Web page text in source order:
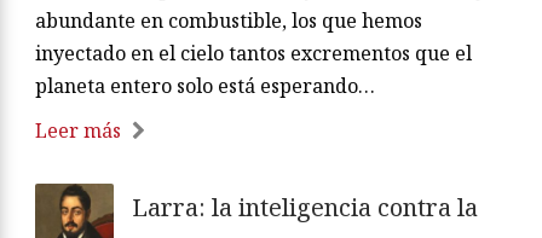
abundante en combustible, los que hemos
inyectado en el cielo tantos excrementos que el
planeta entero solo está esperando…
Leer más
Larra: la inteligencia contra la